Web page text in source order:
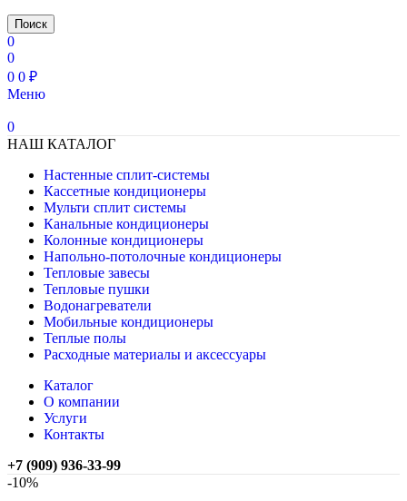
Поиск
0
0
0 0 ₽
Меню
0
НАШ КАТАЛОГ
Настенные сплит-системы
Кассетные кондиционеры
Мульти сплит системы
Канальные кондиционеры
Колонные кондиционеры
Напольно-потолочные кондиционеры
Тепловые завесы
Тепловые пушки
Водонагреватели
Мобильные кондиционеры
Теплые полы
Расходные материалы и аксессуары
Каталог
О компании
Услуги
Контакты
+7 (909) 936-33-99
-10%